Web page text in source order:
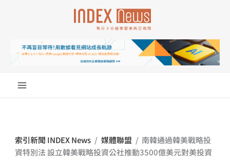
索引新聞 INDEX News / 媒體聯盟 / 南韓通過韓美戰略投
資特別法 設立韓美戰略投資公社推動3500億美元對美投資